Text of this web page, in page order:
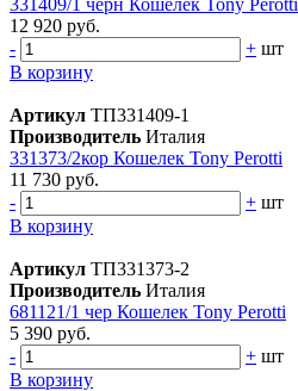
12 920 руб.
-
+ шт
В корзину
Артикул ТП331409-1
Производитель Италия
331373/2кор Кошелек Tony Perotti
11 730 руб.
-
+ шт
В корзину
Артикул ТП331373-2
Производитель Италия
681121/1 чер Кошелек Tony Perotti
5 390 руб.
-
+ шт
В корзину